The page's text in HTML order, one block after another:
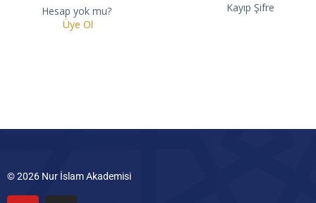
Hesap yok mu?
Üye Ol
Kayıp Şifre
© 2026 Nur İslam Akademisi